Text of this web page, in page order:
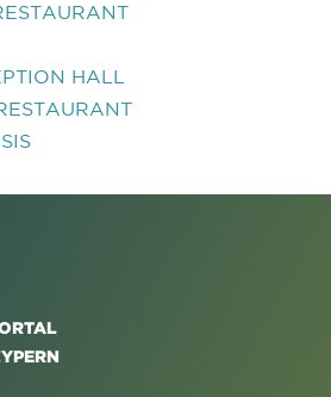
HALL